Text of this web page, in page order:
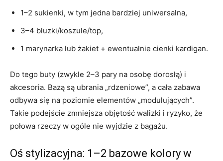
1–2 sukienki, w tym jedna bardziej uniwersalna,
3–4 bluzki/koszule/top,
1 marynarka lub żakiet + ewentualnie cienki kardigan.
Do tego buty (zwykle 2–3 pary na osobę dorosłą) i
akcesoria. Bazą są ubrania „rdzeniowe”, a cała zabawa
odbywa się na poziomie elementów „modulujących”.
Takie podejście zmniejsza objętość walizki i ryzyko, że
połowa rzeczy w ogóle nie wyjdzie z bagażu.
Oś stylizacyjna: 1–2 bazowe kolory w